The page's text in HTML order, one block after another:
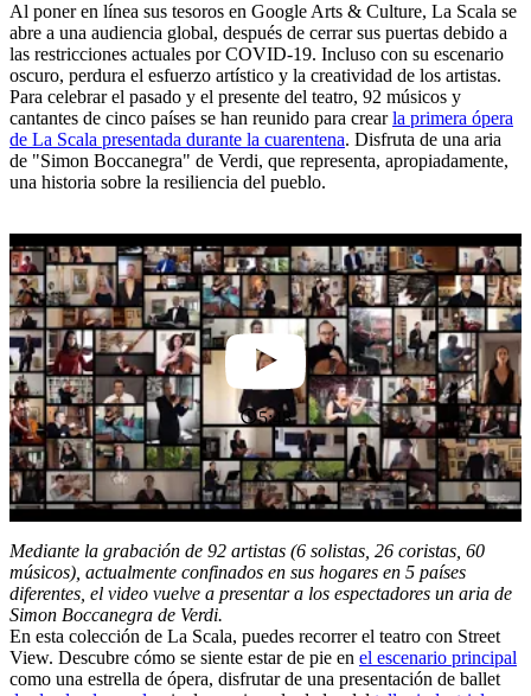
Al poner en línea sus tesoros en Google Arts & Culture, La Scala se
abre a una audiencia global, después de cerrar sus puertas debido a
las restricciones actuales por COVID-19. Incluso con su escenario
oscuro, perdura el esfuerzo artístico y la creatividad de los artistas.
Para celebrar el pasado y el presente del teatro, 92 músicos y
cantantes de cinco países se han reunido para crearla primera ópera
de La Scala presentada durante la cuarentena. Disfruta de una aria
de "Simon Boccanegra" de Verdi, que representa, apropiadamente,
una historia sobre la resiliencia del pueblo.
5:48
Mediante la grabación de 92 artistas (6 solistas, 26 coristas, 60
músicos), actualmente confinados en sus hogares en 5 países
diferentes, el video vuelve a presentar a los espectadores un aria de
Simon Boccanegra de Verdi.
En esta colección de La Scala, puedes recorrer el teatro con Street
View. Descubre cómo se siente estar de pie en el escenario principal
como una estrella de ópera, disfrutar de una presentación de ballet